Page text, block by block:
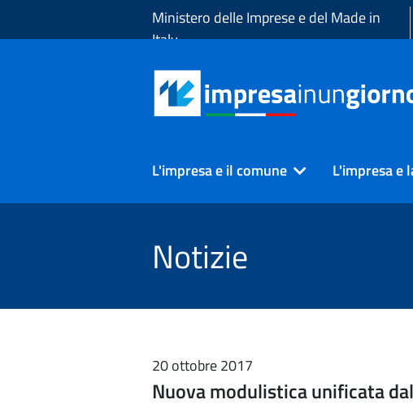
Ministero delle Imprese e del Made in
Italy
L'impresa e il comune L'impresa e
Notizie
20 ottobre 2017
Nuova modulistica unificata